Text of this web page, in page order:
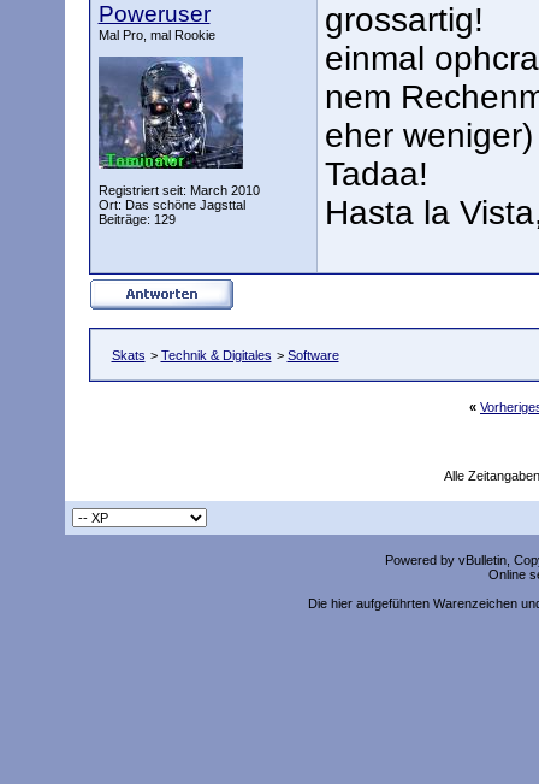
Poweruser
Mal Pro, mal Rookie
Registriert seit: March 2010
Ort: Das schöne Jagsttal
Beiträge: 129
grossartig!
einmal
nem
eher weniger)
Tadaa!
Hasta la
Skats > Technik & Digitales > Software
«
Alle
Powered by vBulletin,
Online
Die hier aufgeführten Warenzeichen